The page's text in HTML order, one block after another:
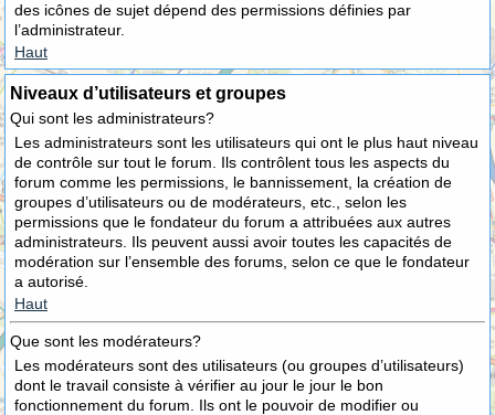
des icônes de sujet dépend des permissions définies par
l’administrateur.
Haut
Niveaux d’utilisateurs et groupes
Qui sont les administrateurs?
Les administrateurs sont les utilisateurs qui ont le plus haut niveau
de contrôle sur tout le forum. Ils contrôlent tous les aspects du
forum comme les permissions, le bannissement, la création de
groupes d’utilisateurs ou de modérateurs, etc., selon les
permissions que le fondateur du forum a attribuées aux autres
administrateurs. Ils peuvent aussi avoir toutes les capacités de
modération sur l’ensemble des forums, selon ce que le fondateur
a autorisé.
Haut
Que sont les modérateurs?
Les modérateurs sont des utilisateurs (ou groupes d’utilisateurs)
dont le travail consiste à vérifier au jour le jour le bon
fonctionnement du forum. Ils ont le pouvoir de modifier ou